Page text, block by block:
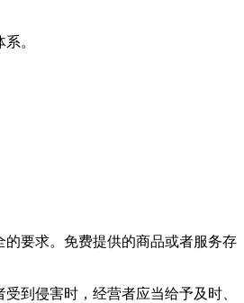
。
要求。免费提供的商品或者服务存
到侵害时，经营者应当给予及时、